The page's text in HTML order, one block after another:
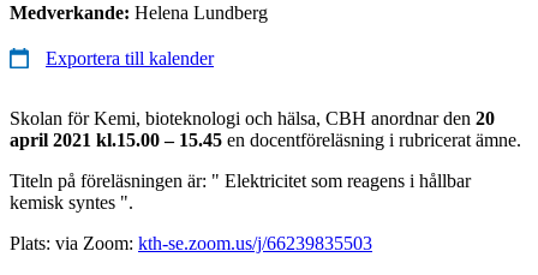
Medverkande: Helena Lundberg
Exportera till kalender
Skolan för Kemi, bioteknologi och hälsa, CBH anordnar den 20
april 2021 kl.15.00 – 15.45 en docentföreläsning i rubricerat ämne.
Titeln på föreläsningen är: " Elektricitet som reagens i hållbar
kemisk syntes ".
Plats: via Zoom: kth-se.zoom.us/j/66239835503